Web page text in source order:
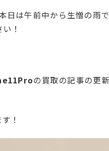
は午前中から生憎の雨
！
の買取の記事の更
！